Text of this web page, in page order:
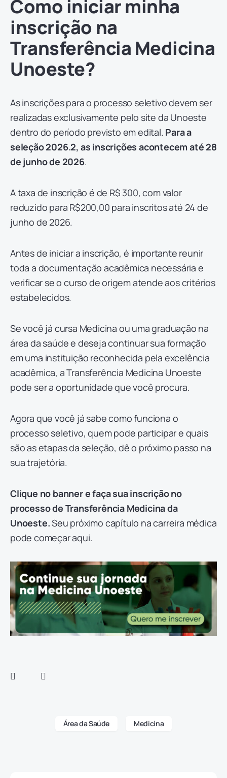
Como iniciar minha
inscrição na
Transferência Medicina
Unoeste?
As inscrições para o processo seletivo devem ser
realizadas exclusivamente pelo site da Unoeste
dentro do período previsto em edital. Para a
seleção 2026.2, as inscrições acontecem até 28
de junho de 2026.
A taxa de inscrição é de R$ 300, com valor
reduzido para R$200,00 para inscritos até 24 de
junho de 2026.
Antes de iniciar a inscrição, é importante reunir
toda a documentação acadêmica necessária e
verificar se o curso de origem atende aos critérios
estabelecidos.
Se você já cursa Medicina ou uma graduação na
área da saúde e deseja continuar sua formação
em uma instituição reconhecida pela excelência
acadêmica, a Transferência Medicina Unoeste
pode ser a oportunidade que você procura.
Agora que você já sabe como funciona o
processo seletivo, quem pode participar e quais
são as etapas da seleção, dê o próximo passo na
sua trajetória.
Clique no banner e faça sua inscrição no
processo de Transferência Medicina da
Unoeste.Seu próximo capítulo na carreira médica
pode começar aqui.
Área da Saúde Medicina